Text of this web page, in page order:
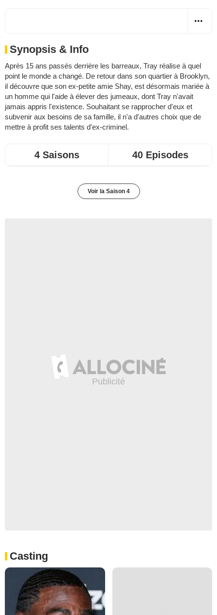
Synopsis & Info
Après 15 ans passés derrière les barreaux, Tray réalise à quel
point le monde a changé. De retour dans son quartier à Brooklyn,
il découvre que son ex-petite amie Shay, est désormais mariée à
un homme qui l'aide à élever des jumeaux, dont Tray n'avait
jamais appris l'existence. Souhaitant se rapprocher d'eux et
subvenir aux besoins de sa famille, il n'a d'autres choix que de
mettre à profit ses talents d'ex-criminel.
4 Saisons 40 Episodes
Voir la Saison 4
Casting